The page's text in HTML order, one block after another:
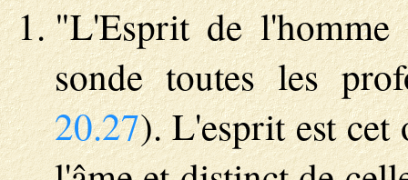
"L'Esprit de
sonde toutes les
20.27). L'esprit est cet